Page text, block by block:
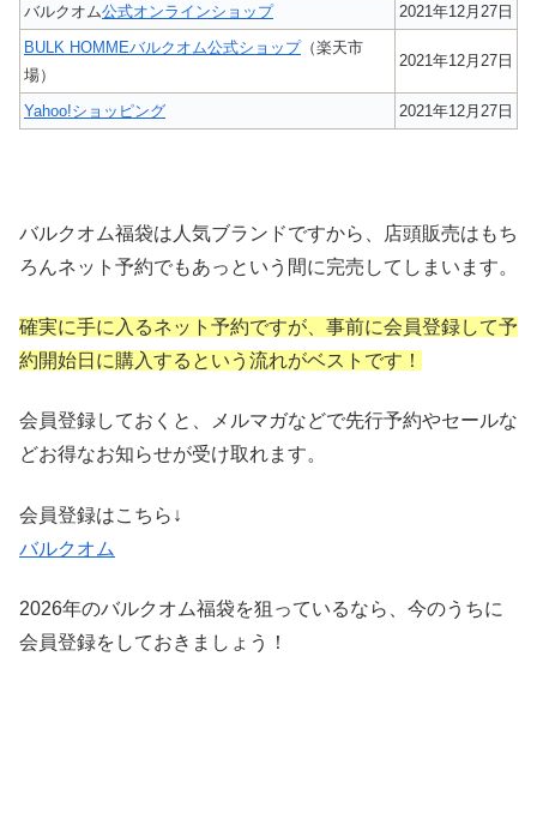
バルクオム公式オンラインショップ
2021年12月27日
BULK HOMMEバルクオム公式ショップ（楽天市
場）
2021年12月27日
Yahoo!ショッピング 2021年12月27日
バルクオム福袋は人気ブランドですから、店頭販売はもち
ろんネット予約でもあっという間に完売してしまいます。
確実に手に入るネット予約ですが、事前に会員登録して予
約開始日に購入するという流れがベストです！
会員登録しておくと、メルマガなどで先行予約やセールな
どお得なお知らせが受け取れます。
会員登録はこちら↓
バルクオム
2026年のバルクオム福袋を狙っているなら、今のうちに
会員登録をしておきましょう！